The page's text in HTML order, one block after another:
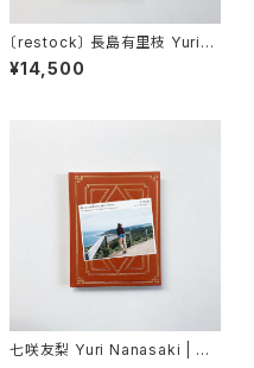
〔restock〕 長島有里枝 Yurie
Nagashima | Pastime para
dise
¥14,500
七咲友梨 Yuri Nanasaki | 朝